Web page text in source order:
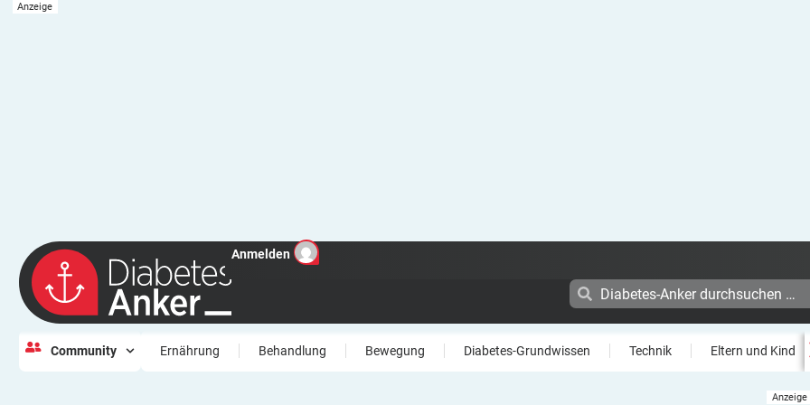
Anmelden
Community Ernährung Behandlung Bewegung Diabetes-Grundwissen Technik Eltern und Kind